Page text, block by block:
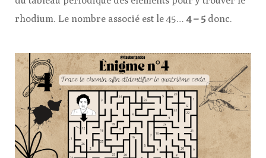
rhodium. Le nombre associé est le 45… 4 – 5 donc.